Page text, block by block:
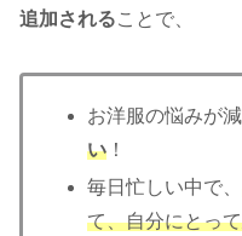
追加されることで、
お洋服の悩みが
い ！
毎日忙しい中で、
て、自分にとって